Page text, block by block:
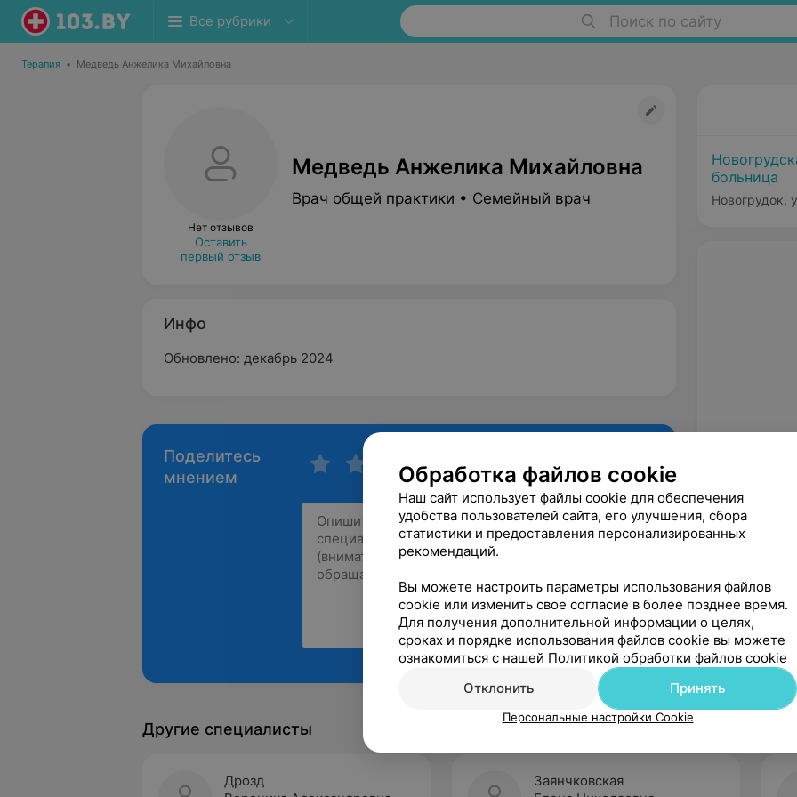
Все рубрики Поиск по сайту
Терапия • Медведь Анжелика Михайловна
Нет отзывов
Оставить
первый отзыв
Медведь Анжелика Михайловна
Врач общей практики • Семейный врач
Инфо
Обновлено: декабрь 2024
Поделитесь
мнением
Рекомендую
больница
Новогрудок,
Другие специалисты
Дрозд
Заянчковская
Обработка файлов cookie
Наш сайт использует файлы cookie для обеспечения
удобства пользователей сайта, его улучшения, сбора
статистики и предоставления персонализированных
рекомендаций.
Вы можете настроить параметры использования файлов
cookie или изменить свое согласие в более позднее время.
Для получения дополнительной информации о целях,
сроках и порядке использования файлов cookie вы можете
ознакомиться с нашей Политикой обработки файлов cookie
Отклонить
Принять
Персональные настройки Cookie